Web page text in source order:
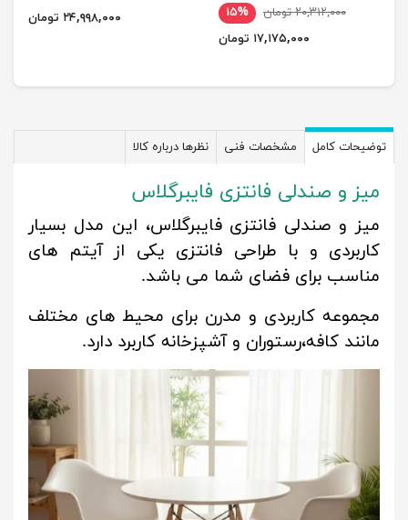
۲۰,۳۱۲,۰۰۰ تومان
۱۵%
۱۷,۱۷۵,۰۰۰ تومان
۲۴,۹۹۸,۰۰۰ تومان
توضیحات کامل مشخصات فنی نظرها درباره کالا
میز و صندلی فانتزی فایبرگلاس
میز و صندلی فانتزی فایبرگلاس، این مدل بسیار
کاربردی و با طراحی فانتزی یکی از آیتم های
مناسب برای فضای شما می باشد.
مجموعه کاربردی و مدرن برای محیط های مختلف
مانند کافه،رستوران و آشپزخانه کاربرد دارد.